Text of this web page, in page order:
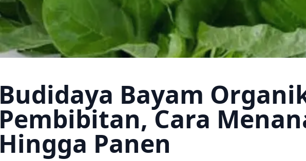
Budidaya Bayam
Pembibitan, Cara
Hingga Panen